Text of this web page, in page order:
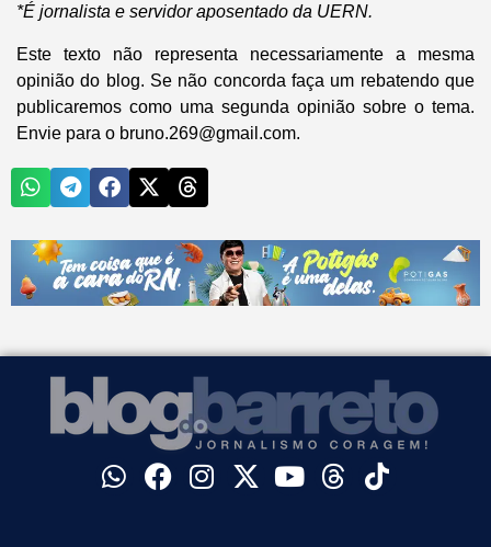
*É jornalista e servidor aposentado da UERN.
Este texto não representa necessariamente a mesma
opinião do blog. Se não concorda faça um rebatendo que
publicaremos como uma segunda opinião sobre o tema.
Envie para o bruno.269@gmail.com.